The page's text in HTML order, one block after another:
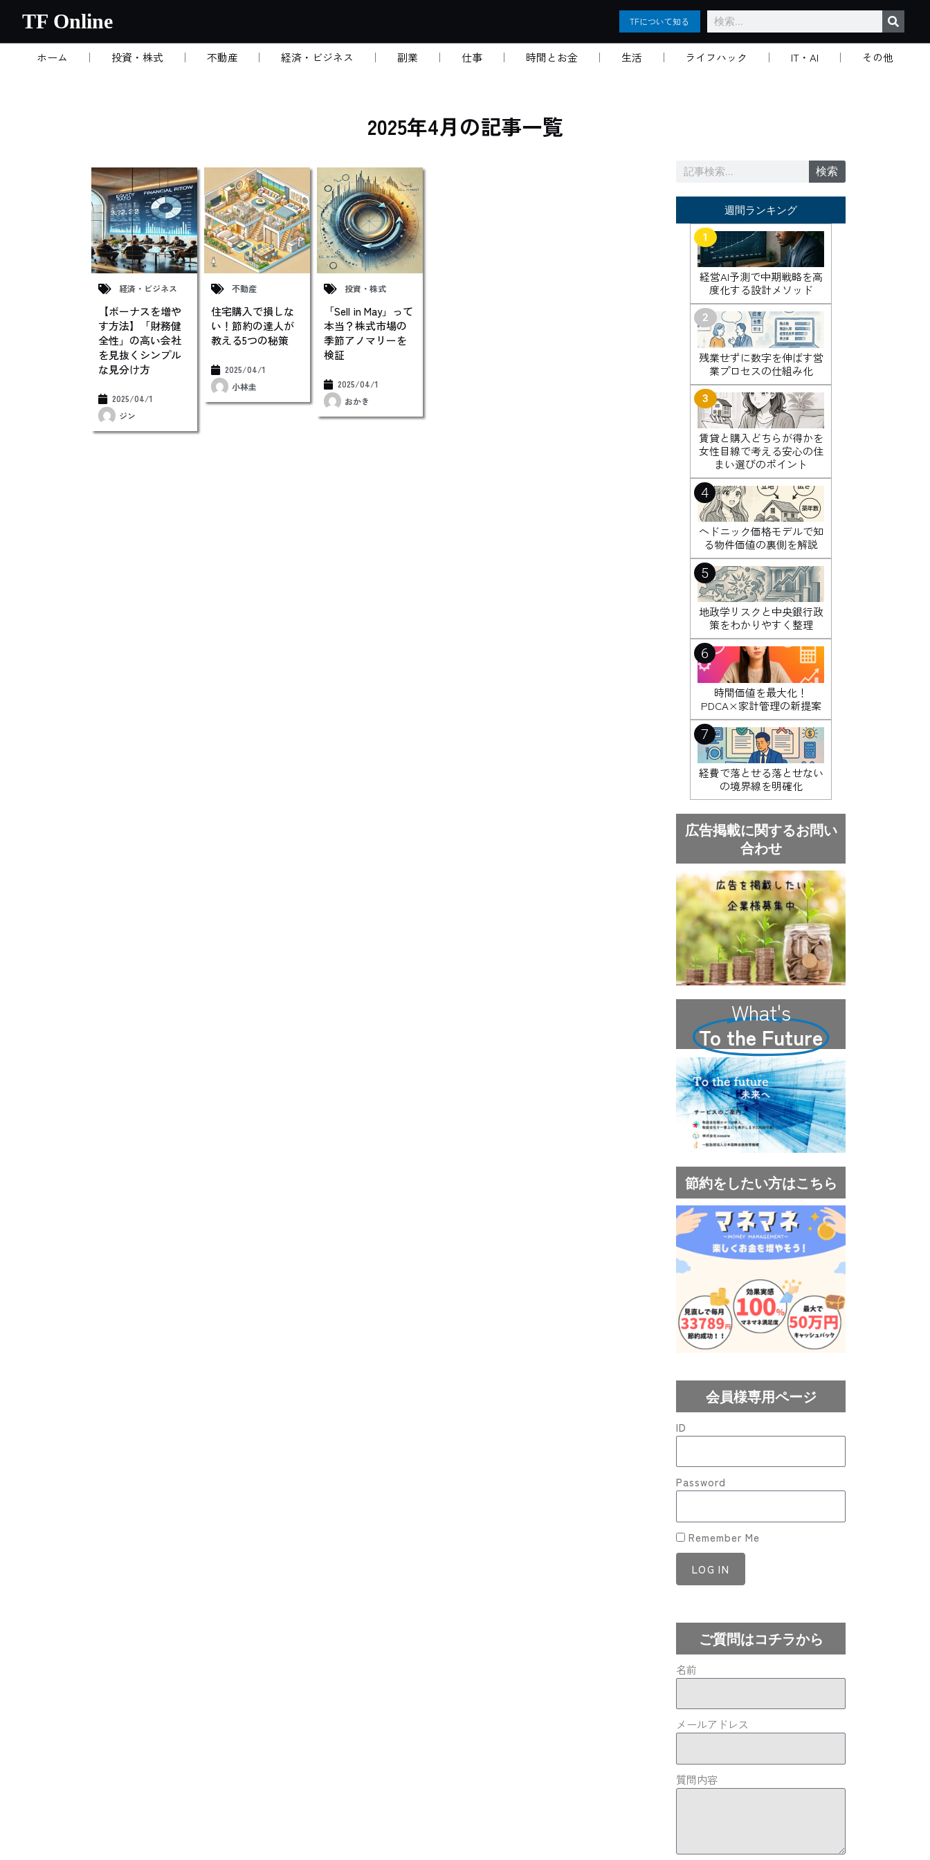
を
TF Online TFについて知る
検
索
ホーム 投資・株式 不動産 経済・ビジネス 副業 仕事 時間とお金 生活 ライフハック IT・AI その他
2025年4月の記事一覧
経済・ビジネス
【ボーナスを増や
す方法】「財務健
全性」の高い会社
を見抜くシンプル
な見分け方
2025/04/1
ジン
不動産
住宅購入で損しな
い！節約の達人が
教える5つの秘策
2025/04/1
小林圭
投資・株式
「Sell in May」って
本当？株式市場の
季節アノマリーを
検証
2025/04/1
おかき
検
検索
週間ランキング
1
経営AI予測で中期戦略を高
度化する設計メソッド
2
残業せずに数字を伸ばす営
業プロセスの仕組み化
3
賃貸と購入どちらが得かを
女性目線で考える安心の住
まい選びのポイント
4
ヘドニック価格モデルで知
る物件価値の裏側を解説
5
地政学リスクと中央銀行政
策をわかりやすく整理
6
時間価値を最大化！
PDCA×家計管理の新提案
7
経費で落とせる落とせない
の境界線を明確化
広告掲載に関するお問い
合わせ
What's
To the Future
節約をしたい方はこちら
会員様専用ページ
ID
Password
Remember Me
LOG IN
ご質問はコチラから
名前
メールアドレス
質問内容